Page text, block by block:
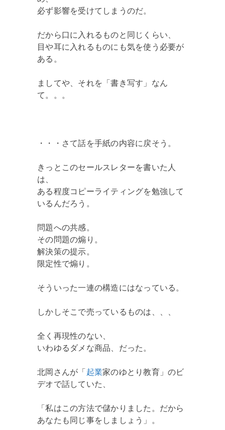
必ず影響を受けてしまうのだ。
だから口に入れるものと同じくらい、
目や耳に入れるものにも気を使う必要が
ある。
ましてや、それを「書き写す」なん
て。。。
・・・さて話を手紙の内容に戻そう。
きっとこのセールスレターを書いた人
は、
ある程度コピーライティングを勉強して
いるんだろう。
問題への共感。
その問題の煽り。
解決策の提示。
限定性で煽り。
そういった一連の構造にはなっている。
しかしそこで売っているものは、、、
全く再現性のない、
いわゆるダメな商品、だった。
北岡さんが「 起業家のゆとり教育」のビ
デオで話していた、
「私はこの方法で儲かりました。だから
あなたも同じ事をしましょう」。